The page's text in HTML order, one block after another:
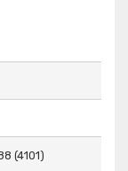
(4101)